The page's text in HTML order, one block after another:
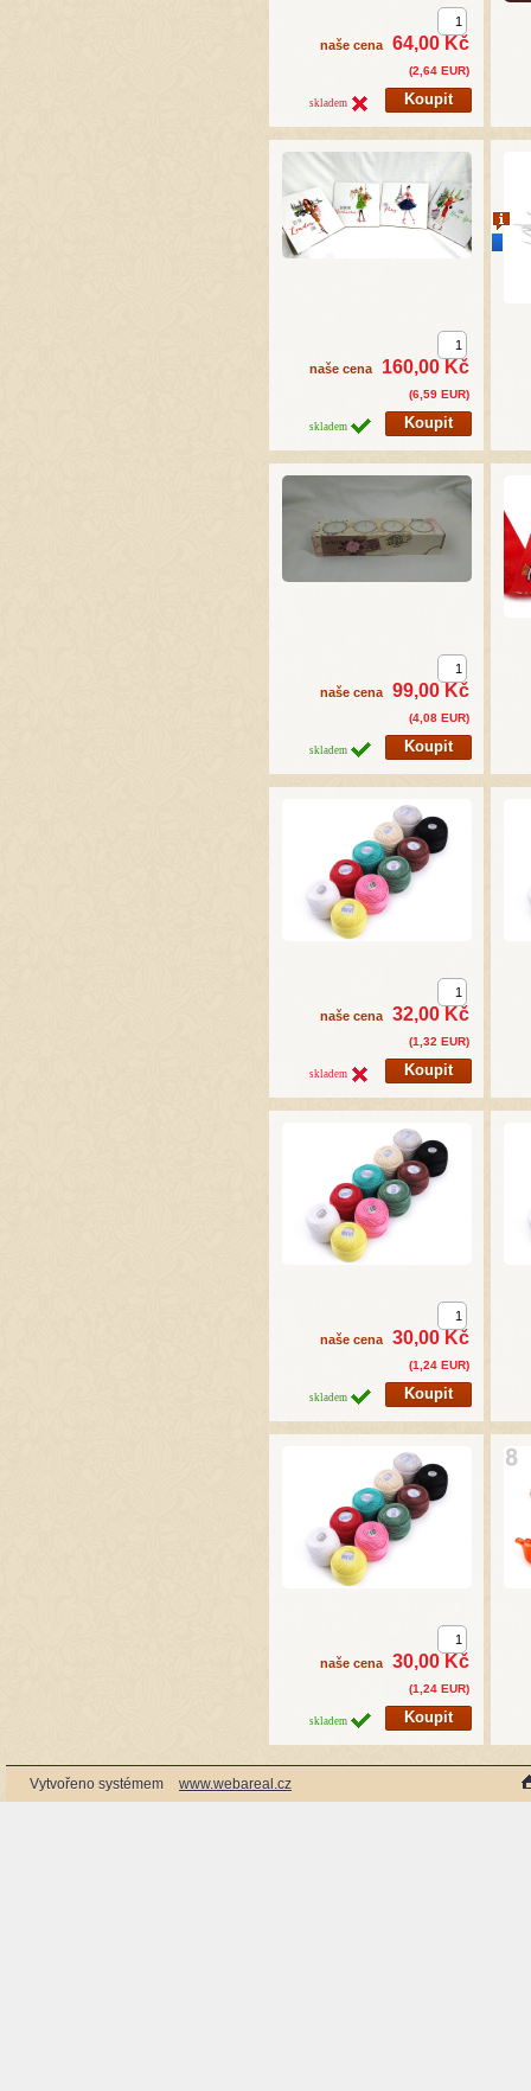
naše cena 64,00 Kč
(2,64 EUR)
skladem
naše cena 160,00 Kč
(6,59 EUR)
skladem
naše cena 99,00 Kč
(4,08 EUR)
skladem
naše cena 32,00 Kč
(1,32 EUR)
skladem
naše cena 30,00 Kč
(1,24 EUR)
skladem
naše cena 30,00 Kč
(1,24 EUR)
skladem
Vytvořeno systémem www.webareal.cz